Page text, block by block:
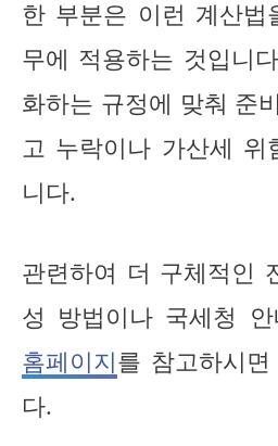
한 부분은 이런 계산법
무에 적용하는 것입니
화하는 규정에 맞춰 준
고 누락이나 가산세
니다.
관련하여 더 구체적인
성 방법이나 국세청 안
홈페이지를 참고하시
다.